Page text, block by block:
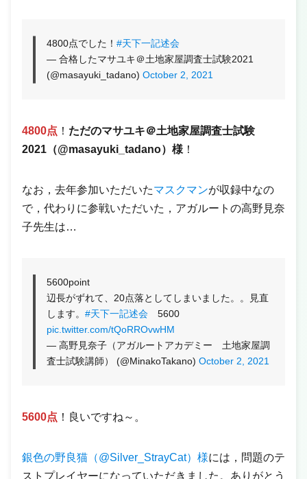
4800点でした！ #天下一記述会
— 合格したマサユキ＠土地家屋調査士試験2021
(@masayuki_tadano) October 2, 2021
4800点 ！ ただのマサユキ＠土地家屋調査士試験
2021（@masayuki_tadano）様 ！
なお，去年参加いただいたマスクマンが収録中なの
で，代わりに参戦いただいた，アガルートの高野見奈
子先生は…
5600point
辺長がずれて、20点落としてしまいました。。見直
します。 #天下一記述会 5600
pic.twitter.com/tQoRROvwHM
— 高野見奈子（アガルートアカデミー 土地家屋調
査士試験講師） (@MinakoTakano) October 2, 2021
5600点 ！良いですね～。
銀色の野良猫（@Silver_StrayCat）様には，問題のテ
ストプレイヤーになっていただきました。ありがとう